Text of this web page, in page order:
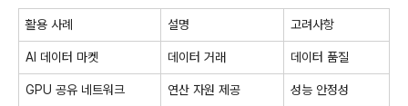
활용 사례 설명 고려사항
AI 데이터 마켓 데이터 거래 데이터 품질
GPU 공유 네트워크 연산 자원 제공 성능 안정성